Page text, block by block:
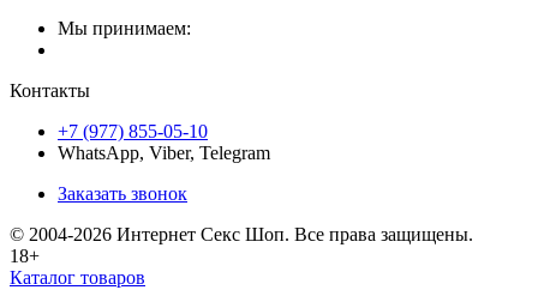
Мы принимаем:
Контакты
+7 (977) 855-05-10
WhatsApp, Viber, Telegram
Заказать звонок
© 2004-2026 Интернет Секс Шоп. Все права защищены.
18+
Каталог товаров